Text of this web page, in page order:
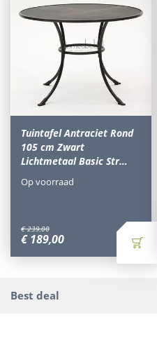
Tuintafel Antraciet Rond
105 cm Zwart
Lichtmetaal Basic Str…
€ 239,00
€ 189,00
Op voorraad
Best deal